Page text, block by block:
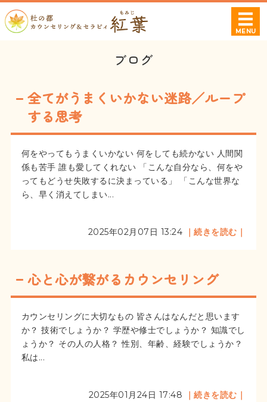
杜の都カウン
MENU
相談可能な症状・お悩み
ご利用・ご予約について
ブログ
全てがうまくいかない迷路／ループ
する思考
何をやってもうまくいかない 何をしても続かない 人間関
係も苦手 誰も愛してくれない 「こんな自分なら、何をや
ってもどうせ失敗するに決まっている」 「こんな世界な
ら、早く消えてしまい...
2025年02月07日 13:24 ｜続きを読む｜
心と心が繋がるカウンセリング
カウンセリングに大切なもの 皆さんはなんだと思います
か？ 技術でしょうか？ 学歴や修士でしょうか？ 知識でし
ょうか？ その人の人格？ 性別、年齢、経験でしょうか？
私は...
2025年01月24日 17:48 ｜続きを読む｜